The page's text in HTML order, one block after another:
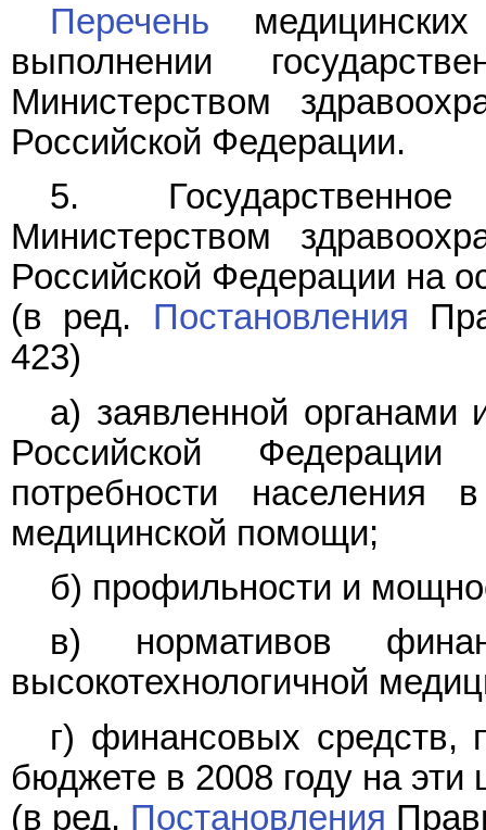
Перечень
выполнении
Министерством
Российской Федерации.
5.
Министерством
Российской Федерации на
(в ред. Постановления
423)
а) заявленной органами
Российской
потребности населения
медицинской помощи;
б) профильности и
в) нормативов
высокотехнологичной
г) финансовых средств,
бюджете в 2008 году на эти
(в ред. Постановления